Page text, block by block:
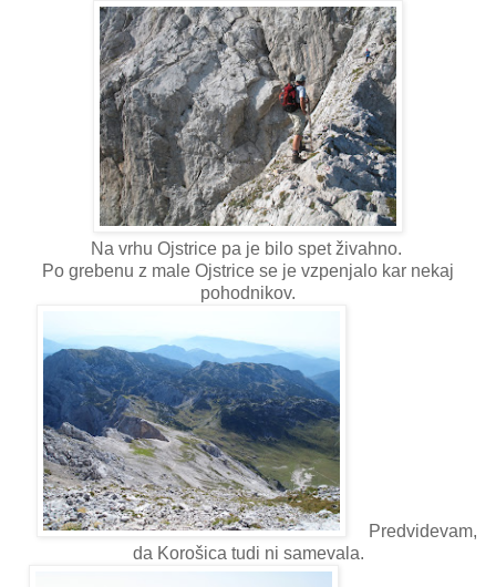
Na vrhu Ojstrice pa je bilo spet živahno.
Po grebenu z male Ojstrice se je vzpenjalo kar nekaj
pohodnikov.
Predvidevam,
da Korošica tudi ni samevala.